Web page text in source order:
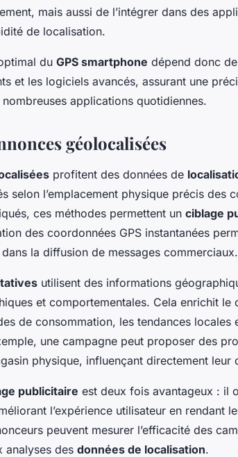
mais aussi de l’intégrer dans des
de localisation.
du GPS smartphone dépend donc
et les logiciels avancés, assurant une
applications quotidiennes.
géolocalisées
profitent des données de
selon l’emplacement physique précis des
ces méthodes permettent un ciblage
des coordonnées GPS instantanées
la diffusion de messages commerciaux.
utilisent des informations
et comportementales. Cela enrichit le
de consommation, les tendances locales
une campagne peut proposer des
physique, influençant directement leur
publicitaire est deux fois avantageux : il
l’expérience utilisateur en rendant
peuvent mesurer l’efficacité des
analyses des données de localisation.